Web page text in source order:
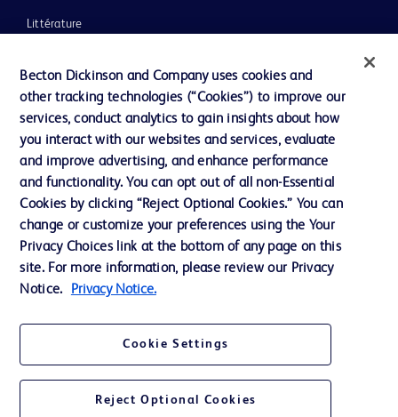
Littérature
Notre entreprise
Éthique et conformité
Assistance
Nous contacter
Préférences en matière de cookies
Confidentialité
Accessibilité du site Web
Becton Dickinson and Company uses cookies and
other tracking technologies (“Cookies”) to improve our
services, conduct analytics to gain insights about how
you interact with our websites and services, evaluate
and improve advertising, and enhance performance
and functionality. You can opt out of all non-Essential
Cookies by clicking “Reject Optional Cookies.” You can
change or customize your preferences using the Your
Privacy Choices link at the bottom of any page on this
site. For more information, please review our Privacy
Notice.
Privacy Notice.
Cookie Settings
Reject Optional Cookies